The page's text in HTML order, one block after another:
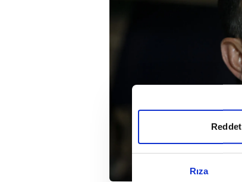
Rıza
Reddet